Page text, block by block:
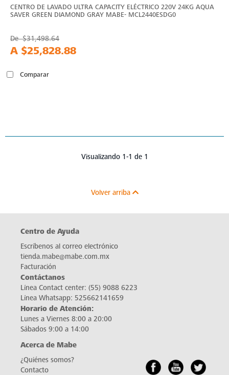
CENTRO DE LAVADO ULTRA CAPACITY ELÉCTRICO 220V 24KG AQUA
SAVER GREEN DIAMOND GRAY MABE- MCL2440ESDG0
De$31,498.64
A $25,828.88
Comparar
Visualizando 1-1 de 1
Volver arriba
Centro de Ayuda
Escríbenos al correo electrónico
tienda.mabe@mabe.com.mx
Facturación
Contáctanos
Línea Contact center: (55) 9088 6223
Línea Whatsapp: 525662141659
Horario de Atención:
Lunes a Viernes 8:00 a 20:00
Sábados 9:00 a 14:00
Acerca de Mabe
¿Quiénes somos?
Contacto